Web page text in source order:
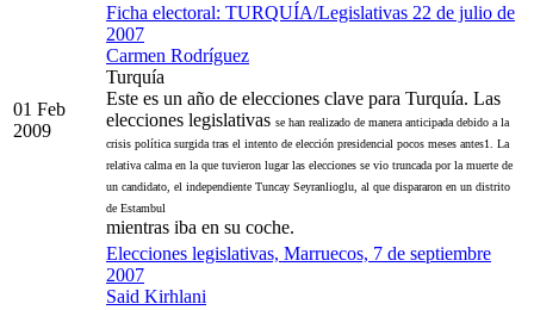
01 Feb
2009
Ficha electoral: TURQUÍA/Legislativas 22 de julio de
2007
Carmen Rodríguez
Turquía
Este es un año de elecciones clave para Turquía. Las
elecciones legislativas se han realizado de manera anticipada debido a la
crisis política surgida tras el intento de elección presidencial pocos meses antes1. La
relativa calma en la que tuvieron lugar las elecciones se vio truncada por la muerte de
un candidato, el independiente Tuncay Seyranlioglu, al que dispararon en un distrito
de Estambul
mientras iba en su coche.
Elecciones legislativas, Marruecos, 7 de septiembre
2007
Said Kirhlani